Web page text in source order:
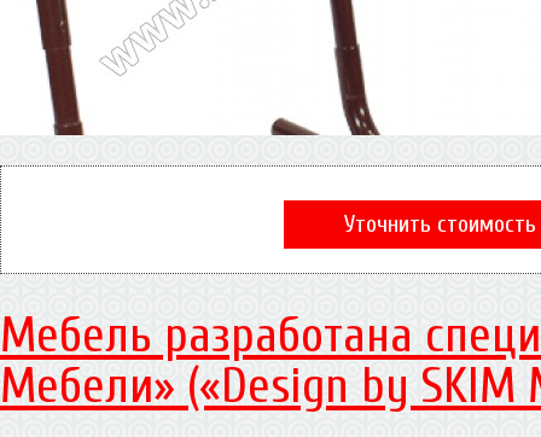
Уточнить стоимость
Мебель разработана
Мебели» («Design by SKIM